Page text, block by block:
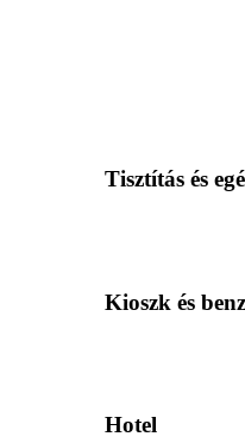
Tisztítás és
Kioszk és
Hotel